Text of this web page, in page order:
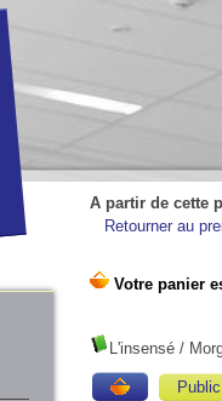
A partir de cette
Retourner au
L'insensé /
Public